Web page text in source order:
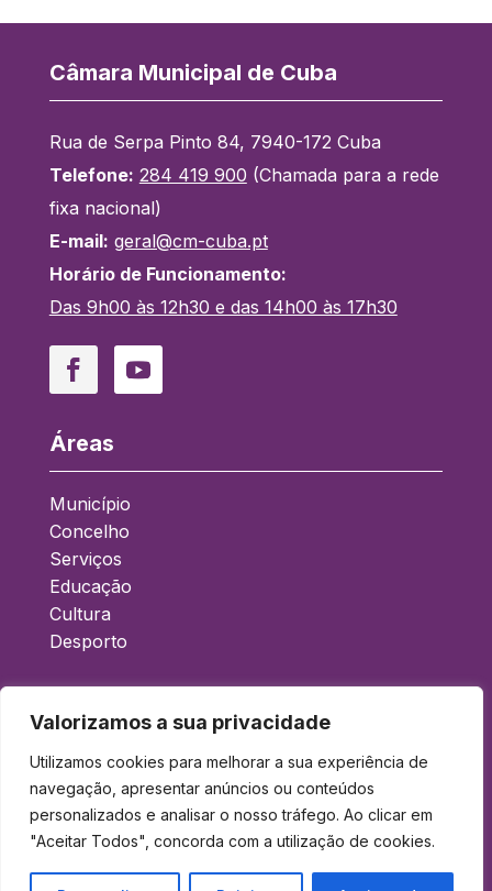
Valorizamos a sua privacidade
Utilizamos cookies para melhorar a sua experiência de
navegação, apresentar anúncios ou conteúdos
personalizados e analisar o nosso tráfego. Ao clicar em
"Aceitar Todos", concorda com a utilização de cookies.
Câmara Municipal de Cuba
Rua de Serpa Pinto 84, 7940-172 Cuba
Telefone: 284 419 900 (Chamada para a rede
fixa nacional)
E-mail: geral@cm-cuba.pt
Horário de Funcionamento:
Das 9h00 às 12h30 e das 14h00 às 17h30
FacebookYouTube
Áreas
Município
Concelho
Serviços
Educação
Cultura
Desporto
Boletim Municipal
Balcão Eletrónico
Gad
Acessibilidade
Política de Privacidade